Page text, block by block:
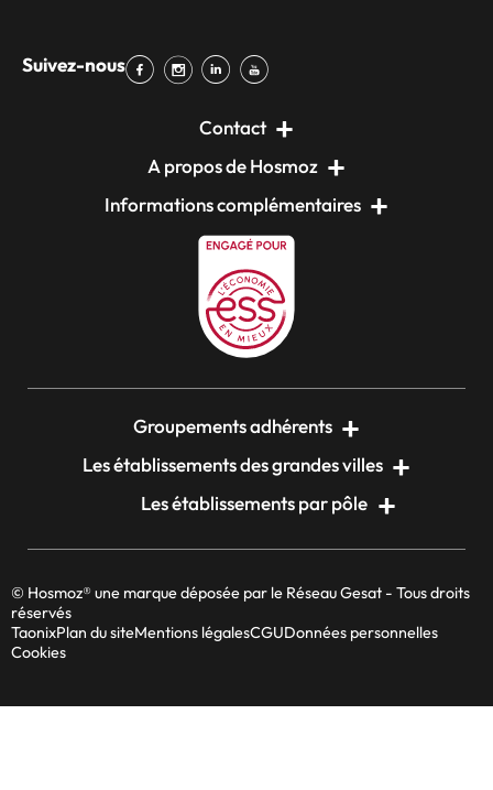
Suivez-nous
Contact
A propos de Hosmoz
Informations complémentaires
Groupements adhérents
Les établissements des grandes villes
Les établissements par pôle
© Hosmoz® une marque déposée par le Réseau Gesat - Tous droits
réservés
TaonixPlan du siteMentions légalesCGUDonnées personnelles
Cookies